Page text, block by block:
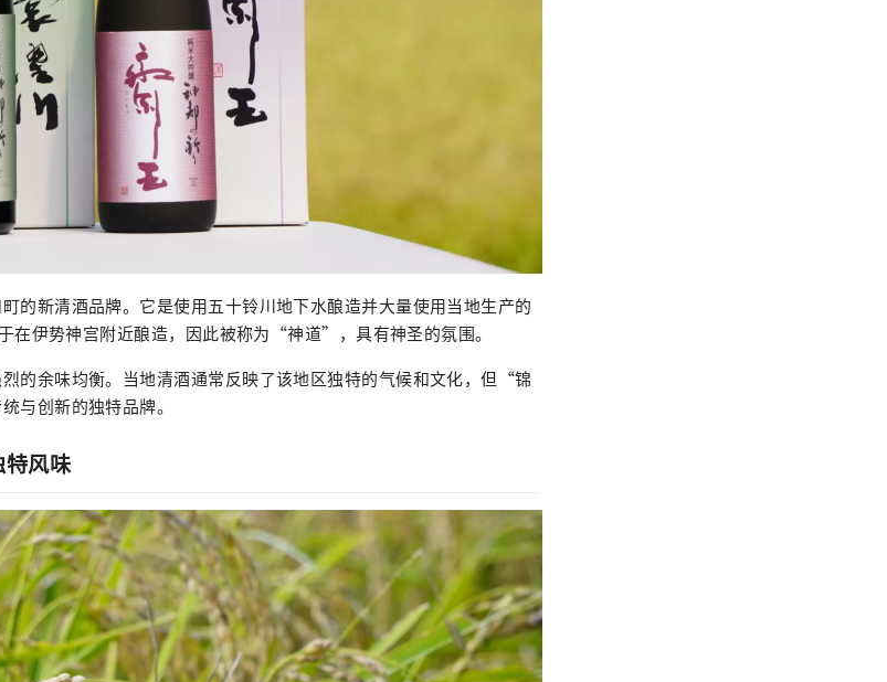
的新清酒品牌。它是使用五十铃川地下水酿造并大量使用当地生产的
伊势神宫附近酿造，因此被称为“神道”，具有神圣的氛围。
的余味均衡。当地清酒通常反映了该地区独特的气候和文化，但“锦
与创新的独特品牌。
风味